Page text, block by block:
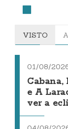
VISTO
01/08/
Cabana,
e A
ver a